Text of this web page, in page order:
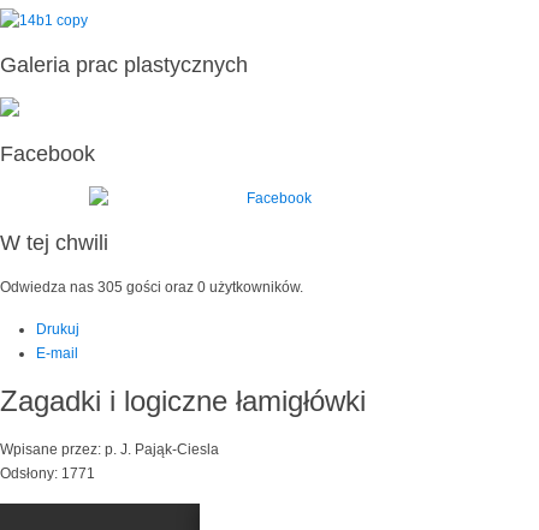
Galeria prac plastycznych
Facebook
W tej chwili
Odwiedza nas 305 gości oraz 0 użytkowników.
Drukuj
E-mail
Zagadki i logiczne łamigłówki
Wpisane przez: p. J. Pająk-Ciesla
Odsłony: 1771